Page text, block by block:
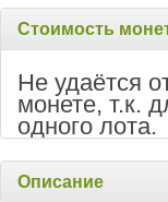
Стоимость
Не удаётся
монете, т.к.
одного лота.
Описание